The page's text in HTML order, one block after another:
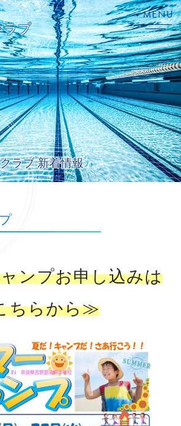
ラブ
MENU
ラブ 新着情報
ンプお申し込みは
ちらから≫